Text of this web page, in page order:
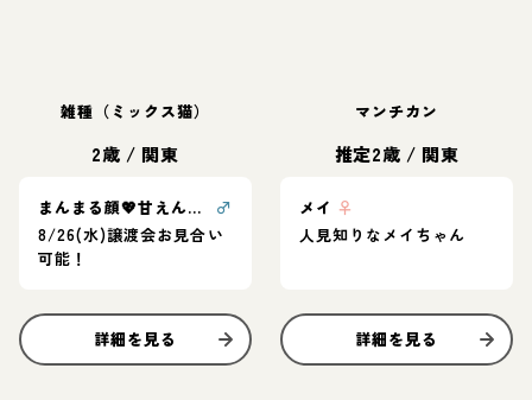
雑種（ミックス猫）
2歳 / 関東
まんまる顔💖甘えん坊愛らしさ満点甘平くん
♂
8/26(水)譲渡会お見合い
可能！
詳細を見る
マンチカン
推定2歳 / 関東
メイ ♀
人見知りなメイちゃん
詳細を見る